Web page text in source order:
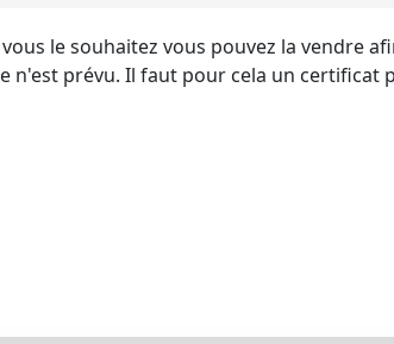
le souhaitez vous pouvez la vendre
n'est prévu. Il faut pour cela un certificat